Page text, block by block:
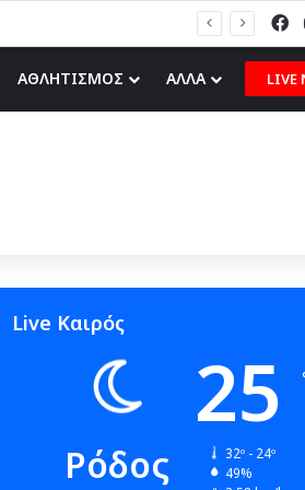
ΑΘΛΗΤΙΣΜΟΣ ΑΛΛΑ LIVE
Live Καιρός
Ρόδος
25
32º - 24º
49%